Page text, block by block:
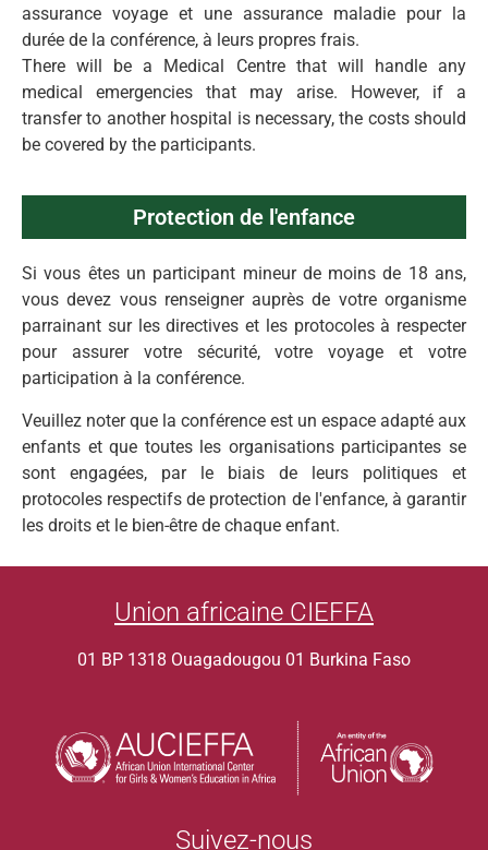
assurance voyage et une assurance maladie pour la
durée de la conférence, à leurs propres frais.
There will be a Medical Centre that will handle any
medical emergencies that may arise. However, if a
transfer to another hospital is necessary, the costs should
be covered by the participants.
Protection de l'enfance
Si vous êtes un participant mineur de moins de 18 ans,
vous devez vous renseigner auprès de votre organisme
parrainant sur les directives et les protocoles à respecter
pour assurer votre sécurité, votre voyage et votre
participation à la conférence.
Veuillez noter que la conférence est un espace adapté aux
enfants et que toutes les organisations participantes se
sont engagées, par le biais de leurs politiques et
protocoles respectifs de protection de l'enfance, à garantir
les droits et le bien-être de chaque enfant.
Union africaine CIEFFA
01 BP 1318 Ouagadougou 01 Burkina Faso
Suivez-nous